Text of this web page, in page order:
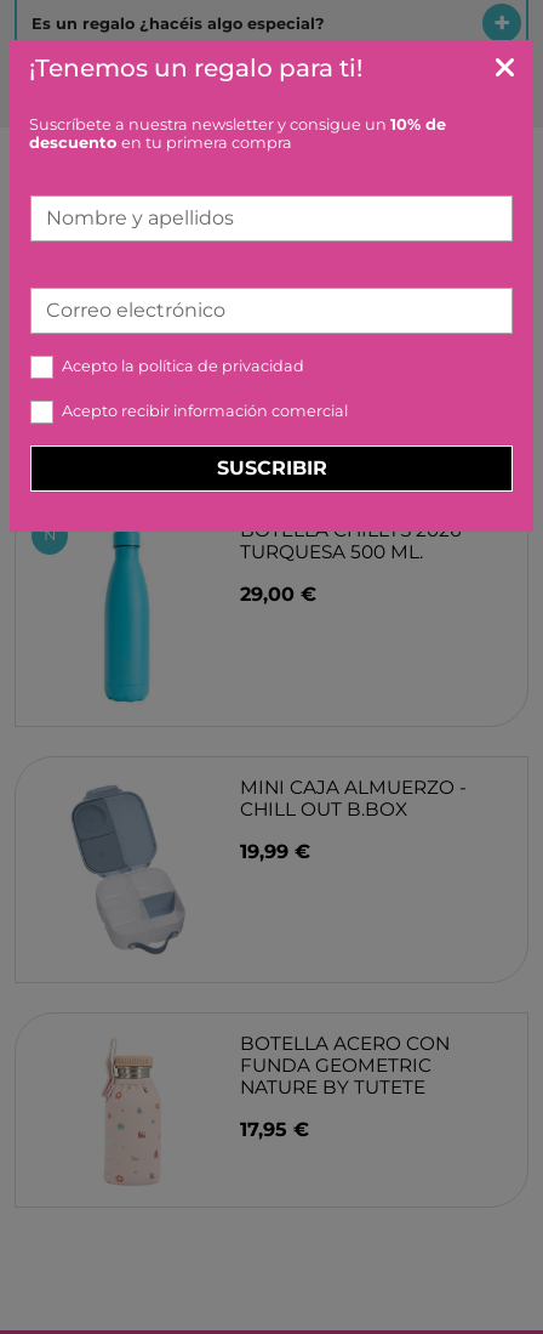
Es un regalo ¿hacéis algo especial?
Artículos similares o que combinan
35,00 €
BOTELLA CHILLYS 2026
TURQUESA 500 ML.
29,00 €
N
MINI CAJA ALMUERZO -
CHILL OUT B.BOX
19,99 €
BOTELLA ACERO CON
FUNDA GEOMETRIC
NATURE BY TUTETE
17,95 €
¡Tenemos un regalo para ti!
Suscríbete a nuestra newsletter y consigue un 10% de
descuento en tu primera compra
Nombre y apellidos
Correo electrónico
Acepto la política de privacidad
Acepto recibir información comercial
SUSCRIBIR